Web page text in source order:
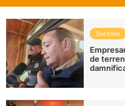
Sucesos
de